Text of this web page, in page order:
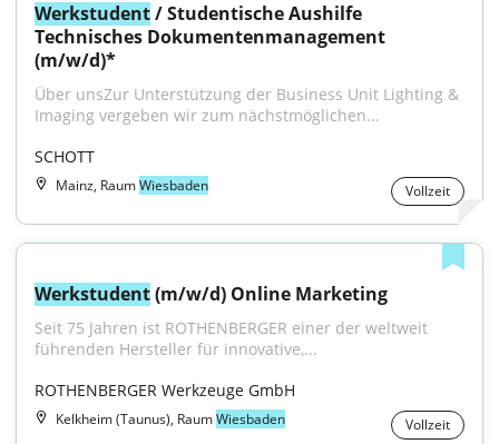
Werkstudent / Studentische Aushilfe
Technisches Dokumentenmanagement
(m/w/d)*
Über unsZur Unterstützung der Business Unit Lighting &
Imaging vergeben wir zum nächstmöglichen...
SCHOTT
Mainz, RaumWiesbaden Vollzeit
Werkstudent (m/w/d) Online Marketing
Seit 75 Jahren ist ROTHENBERGER einer der weltweit
führenden Hersteller für innovative,...
ROTHENBERGER Werkzeuge GmbH
Kelkheim (Taunus), RaumWiesbaden Vollzeit